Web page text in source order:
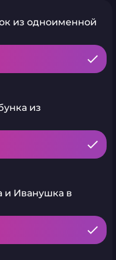
из одноименной
из
и Иванушка в